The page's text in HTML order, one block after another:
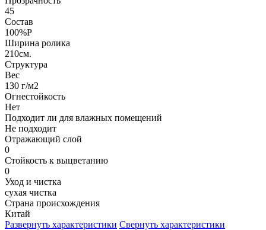
45
Состав
100%P
Ширина ролика
210см.
Структура
Вес
130 г/м2
Огнестойкость
Нет
Подходит ли для влажных помещений
Не подходит
Отражающий слой
0
Стойкость к выцветанию
0
Уход и чистка
сухая чистка
Страна происхождения
Китай
Развернуть характеристики Свернуть характеристики